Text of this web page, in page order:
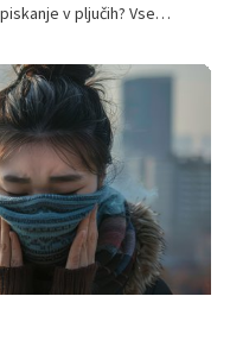
v pljučih? Vse